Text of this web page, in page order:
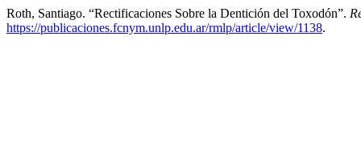
Roth, Santiago. “Rectificaciones Sobre la Dentición del Toxodón”.
https://publicaciones.fcnym.unlp.edu.ar/rmlp/article/view/1138.